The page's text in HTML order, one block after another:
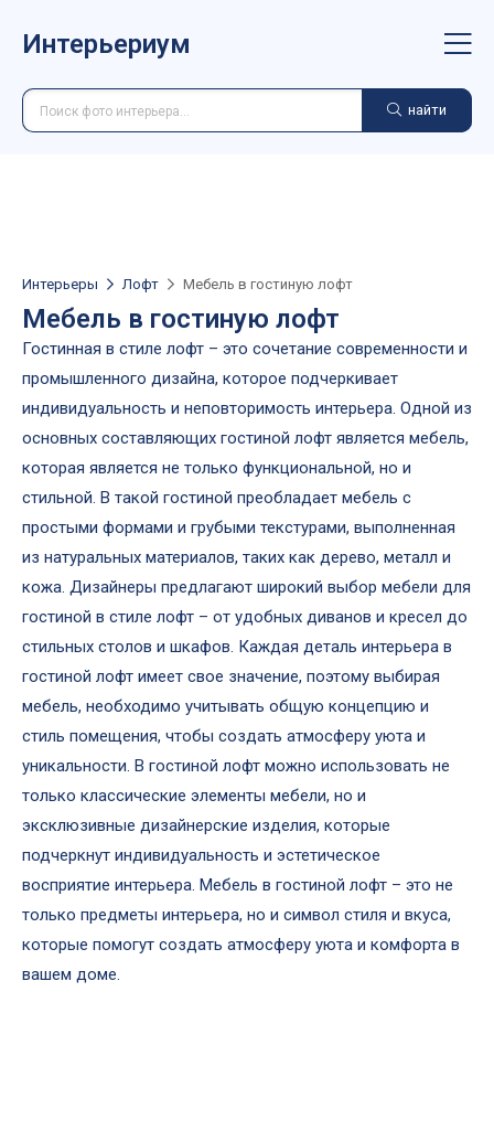
Интерьериум
найти
Интерьеры Лофт Мебель в гостиную лофт
Мебель в гостиную лофт
Гостинная в стиле лофт – это сочетание современности и
промышленного дизайна, которое подчеркивает
индивидуальность и неповторимость интерьера. Одной из
основных составляющих гостиной лофт является мебель,
которая является не только функциональной, но и
стильной. В такой гостиной преобладает мебель с
простыми формами и грубыми текстурами, выполненная
из натуральных материалов, таких как дерево, металл и
кожа. Дизайнеры предлагают широкий выбор мебели для
гостиной в стиле лофт – от удобных диванов и кресел до
стильных столов и шкафов. Каждая деталь интерьера в
гостиной лофт имеет свое значение, поэтому выбирая
мебель, необходимо учитывать общую концепцию и
стиль помещения, чтобы создать атмосферу уюта и
уникальности. В гостиной лофт можно использовать не
только классические элементы мебели, но и
эксклюзивные дизайнерские изделия, которые
подчеркнут индивидуальность и эстетическое
восприятие интерьера. Мебель в гостиной лофт – это не
только предметы интерьера, но и символ стиля и вкуса,
которые помогут создать атмосферу уюта и комфорта в
вашем доме.